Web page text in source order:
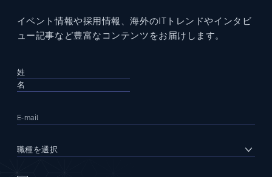
イベント情報や採用情報、海外のITトレンドやインタビ
ュー記事など豊富なコンテンツをお届けします。